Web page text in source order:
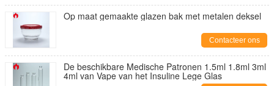
Op maat gemaakte glazen bak met metalen deksel
Contacteer ons
De beschikbare Medische Patronen 1.5ml 1.8ml 3ml
4ml van Vape van het Insuline Lege Glas